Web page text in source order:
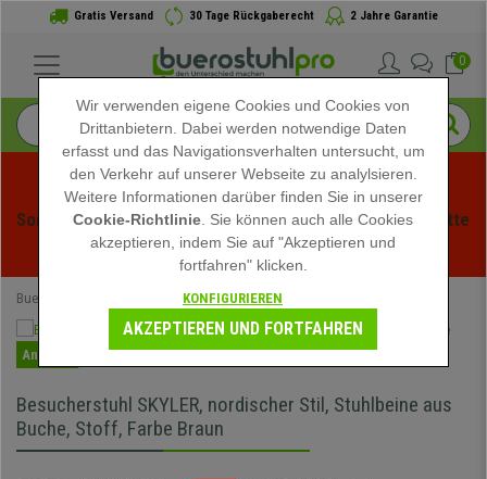
Gratis Versand 30 Tage Rückgaberecht 2 Jahre Garantie
0
Sommerschlussverauf bei buerstuhlpro! Exklusive Rabatte
für kurze Zeit - Aktion ansehen -
Buerostuhlpro Besucherstühle
Angebot
Besucherstuhl SKYLER, nordischer Stil, Stuhlbeine aus
Buche, Stoff, Farbe Braun
Wir verwenden eigene Cookies und Cookies von
Drittanbietern. Dabei werden notwendige Daten
erfasst und das Navigationsverhalten untersucht, um
den Verkehr auf unserer Webseite zu analylsieren.
Weitere Informationen darüber finden Sie in unserer
Cookie-Richtlinie . Sie können auch alle Cookies
akzeptieren, indem Sie auf "Akzeptieren und
fortfahren" klicken.
KONFIGURIEREN
AKZEPTIEREN UND FORTFAHREN